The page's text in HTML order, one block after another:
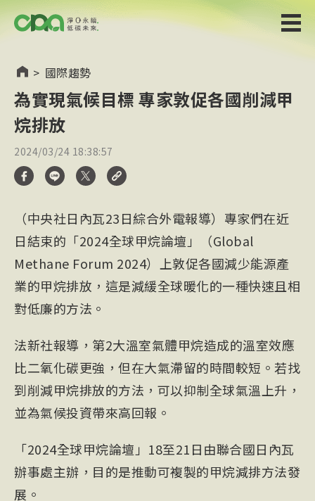
> 國際趨勢
為實現氣候目標 專家敦促各國削減甲
烷排放
2024/03/24 18:38:57
（中央社日內瓦23日綜合外電報導）專家們在近
日結束的「2024全球甲烷論壇」（Global
Methane Forum 2024）上敦促各國減少能源產
業的甲烷排放，這是減緩全球暖化的一種快速且相
對低廉的方法。
法新社報導，第2大溫室氣體甲烷造成的溫室效應
比二氧化碳更強，但在大氣滯留的時間較短。若找
到削減甲烷排放的方法，可以抑制全球氣溫上升，
並為氣候投資帶來高回報。
「2024全球甲烷論壇」18至21日由聯合國日內瓦
辦事處主辦，目的是推動可複製的甲烷減排方法發
展。